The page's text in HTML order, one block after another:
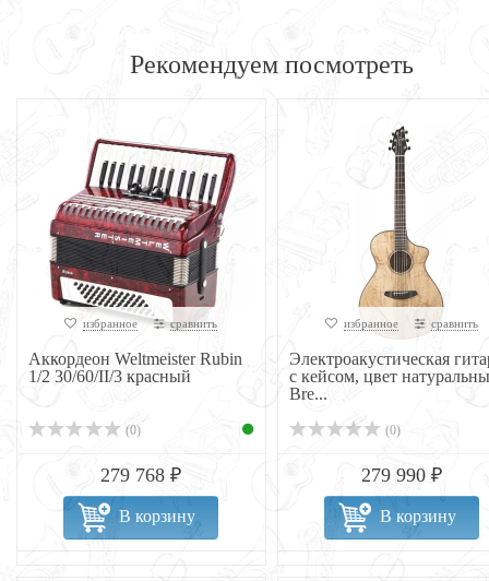
Рекомендуем посмотреть
избранное сравнить
Аккордеон Weltmeister Rubin
1/2 30/60/II/3 красный
(0)
279 768 ₽
В корзину
избранное сравнить
Электроакустическая
с кейсом, цвет
Bre...
(0)
279 990 ₽
В корзину